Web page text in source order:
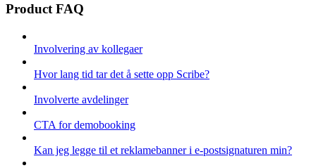
Product FAQ
Involvering av kollegaer
Hvor lang tid tar det å sette opp Scribe?
Involverte avdelinger
CTA for demobooking
Kan jeg legge til et reklamebanner i e-postsignaturen min?